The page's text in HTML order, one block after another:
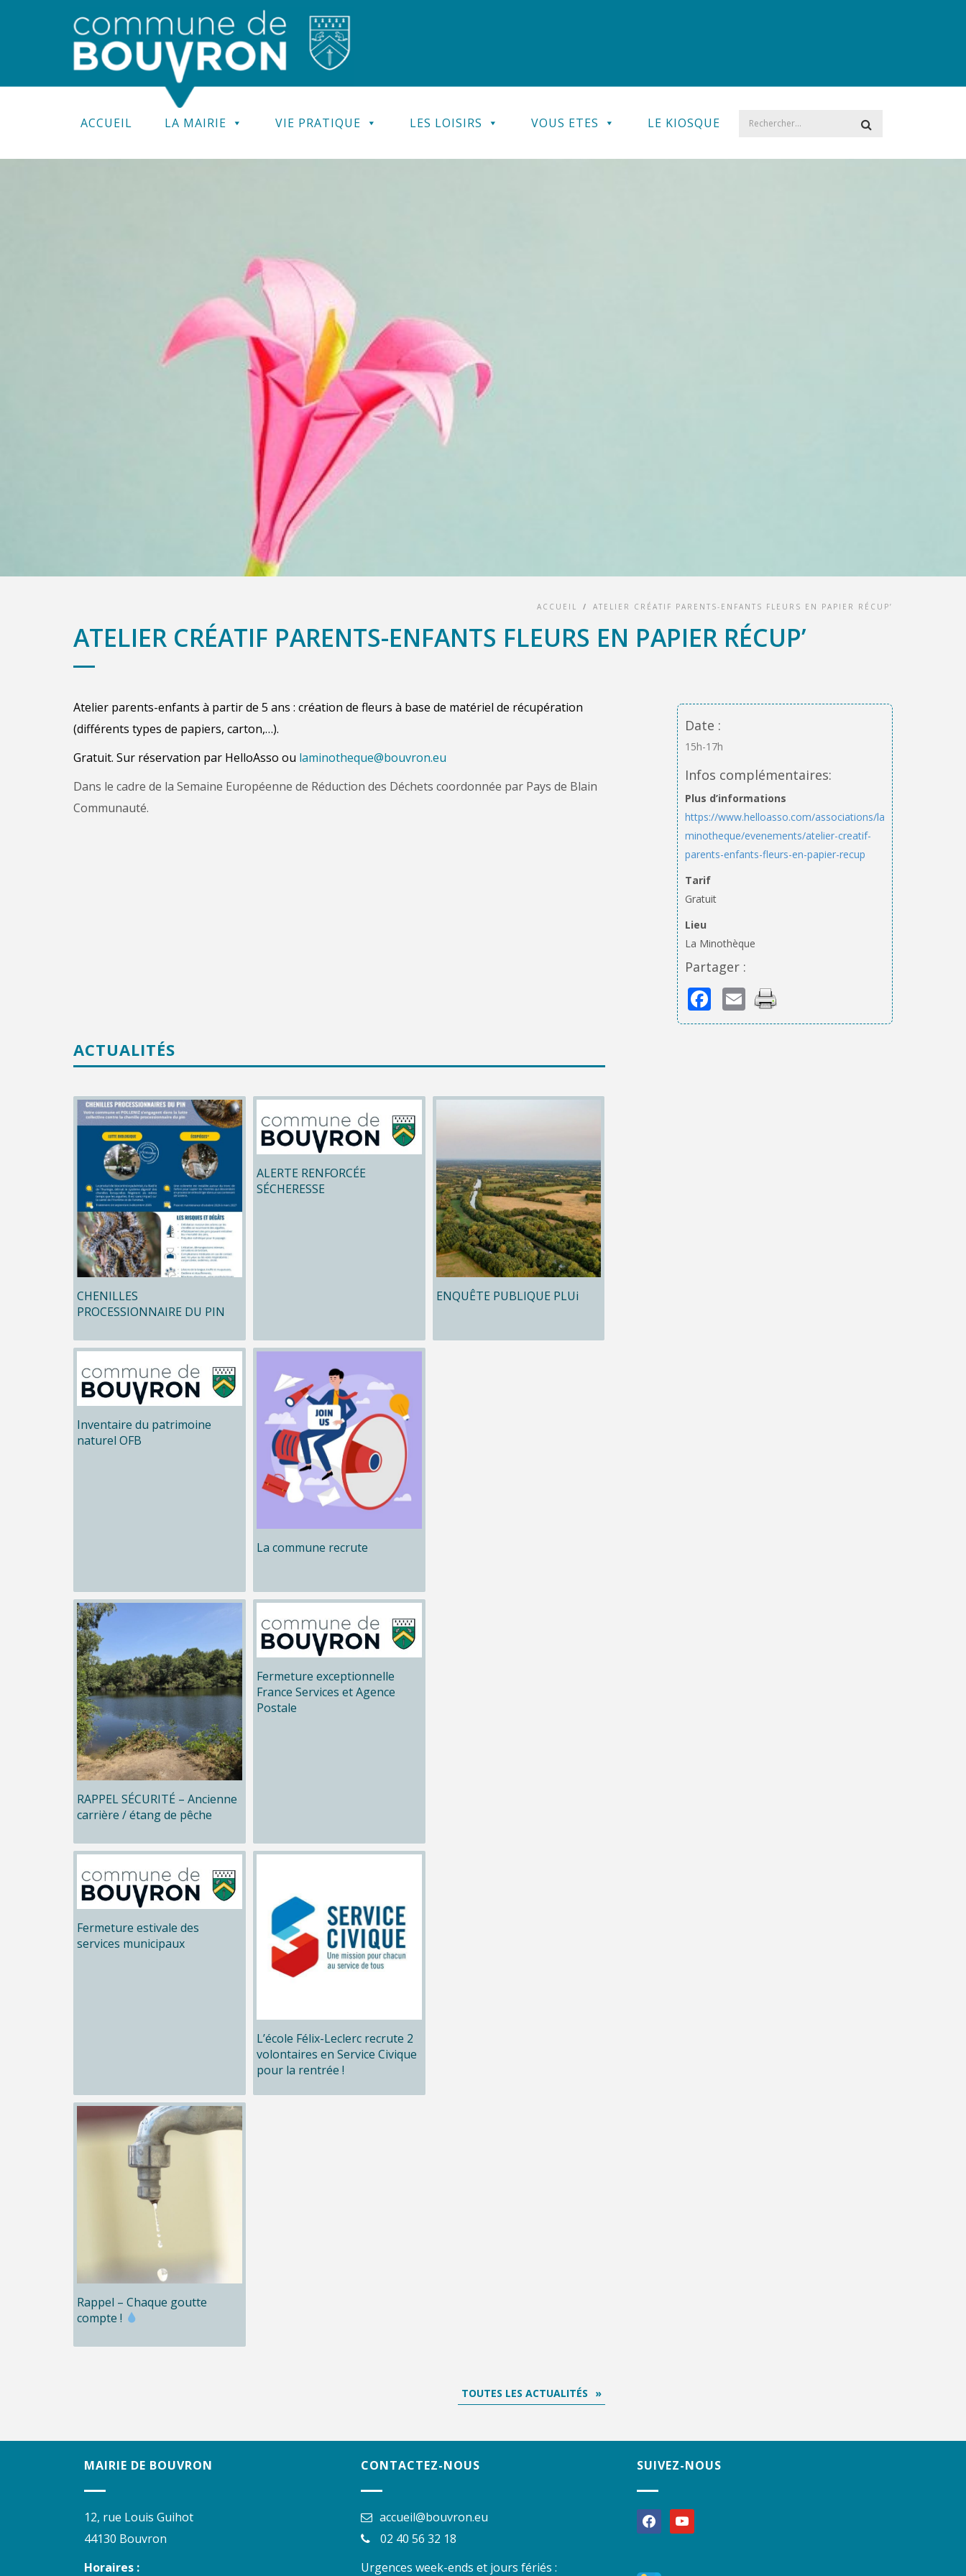
ACCUEIL LA MAIRIE VIE PRATIQUE LES LOISIRS VOUS ETES LE KIOSQUE
ACCUEIL / ATELIER CRÉATIF PARENTS-ENFANTS FLEURS EN PAPIER RÉCUP’
ATELIER CRÉATIF PARENTS-ENFANTS FLEURS EN PAPIER RÉCUP’
Atelier parents-enfants à partir de 5 ans : création de fleurs à base de matériel de récupération
(différents types de papiers, carton,…).
Gratuit. Sur réservation par HelloAsso ou laminotheque@bouvron.eu
Dans le cadre de la Semaine Européenne de Réduction des Déchets coordonnée par Pays de Blain
Communauté.
Date :
15h-17h
Infos complémentaires:
Plus d’informations
https://www.helloasso.com/associations/la-
minotheque/evenements/atelier-creatif-
parents-enfants-fleurs-en-papier-recup
Tarif
Gratuit
Lieu
La Minothèque
Partager :
Facebook
Email
ACTUALITÉS
CHENILLES
PROCESSIONNAIRE DU PIN
ALERTE RENFORCÉE
SÉCHERESSE
ENQUÊTE PUBLIQUE PLUi
Inventaire du patrimoine
naturel OFB
La commune recrute
RAPPEL SÉCURITÉ – Ancienne
carrière / étang de pêche
Fermeture exceptionnelle
France Services et Agence
Postale
Fermeture estivale des
services municipaux
L’école Félix-Leclerc recrute 2
volontaires en Service Civique
pour la rentrée !
Rappel – Chaque goutte
compte !
TOUTES LES ACTUALITÉS
MAIRIE DE BOUVRON
12, rue Louis Guihot
44130 Bouvron
Horaires :
CONTACTEZ-NOUS
accueil@bouvron.eu
02 40 56 32 18
Urgences week-ends et jours fériés :
SUIVEZ-NOUS
facebookyoutube